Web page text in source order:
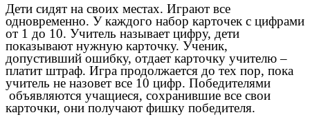
Дети сидят на своих местах. Играют все
одновременно. У каждого набор карточек с цифрами
от 1 до 10. Учитель называет цифру, дети
показывают нужную карточку. Ученик,
допустивший ошибку, отдает карточку учителю –
платит штраф. Игра продолжается до тех пор, пока
учитель не назовет все 10 цифр. Победителями
объявляются учащиеся, сохранившие все свои
карточки, они получают фишку победителя.